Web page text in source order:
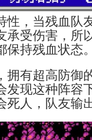
性，当残血队
承受伤害，所
保持残血状态
拥有超高防御
发现这种阵容
死人，队友输